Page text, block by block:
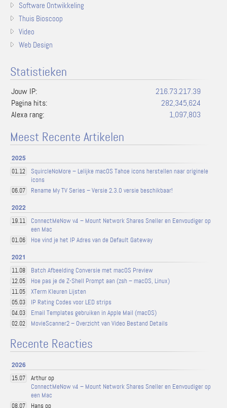
Software Ontwikkeling
Thuis Bioscoop
Video
Web Design
Statistieken
Jouw IP:
216.73.217.39
Pagina hits:
282,345,624
Alexa rang:
1,097,803
Meest Recente Artikelen
2025
01.12
SquircleNoMore – Lelijke macOS Tahoe icons herstellen naar originele
icons
06.07 Rename My TV Series – Versie 2.3.0 versie beschikbaar!
2022
19.11
ConnectMeNow v4 – Mount Network Shares Sneller en Eenvoudiger op
een Mac
01.06 Hoe vind je het IP Adres van de Default Gateway
2021
11.08 Batch Afbeelding Conversie met macOS Preview
12.05 Hoe pas je de Z-Shell Prompt aan (zsh – macOS, Linux)
11.05 XTerm Kleuren Lijsten
05.03 IP Rating Codes voor LED strips
04.03 Email Templates gebruiken in Apple Mail (macOS)
02.02 MovieScanner2 – Overzicht van Video Bestand Details
Recente Reacties
2026
15.07
Arthur op
ConnectMeNow v4 – Mount Network Shares Sneller en Eenvoudiger op
een Mac
08.07 Hans op